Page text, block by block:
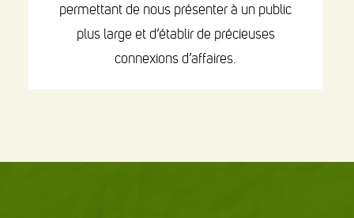
permettant de nous présenter à un public
plus large et d’établir de précieuses
connexions d’affaires.